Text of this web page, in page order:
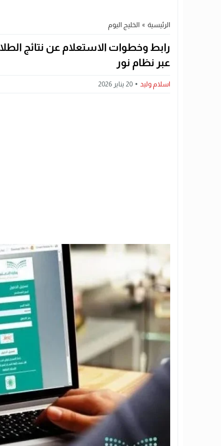
الرئيسية » الخليج اليوم
عبر نظام نور
اسلام وليد 20 يناير 2026